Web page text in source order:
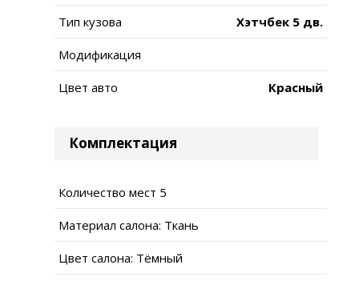
Тип кузова Хэтчбек 5 дв.
Модификация
Цвет авто Красный
Комплектация
Количество мест 5
Материал салона: Ткань
Цвет салона: Тёмный